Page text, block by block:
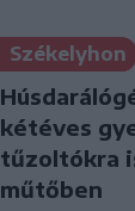
Székelyhon
kétéves
tűzoltókra
műtőben